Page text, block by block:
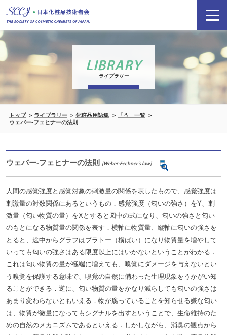
LIBRARY
ライブラリー
トップ ライブラリー 化粧品用語集
「う」一覧
ウェバー-フェヒナーの法則
ウェバー-フェヒナーの法則 [Weber-Fechner's law]
人間の感覚強度と感覚対象の刺激量の関係を表したもので、感覚強度は
刺激量の対数関係にあるというもの．感覚強度（匂いの強さ）をY、刺
激量（匂い物質の量）をXとすると図中の式になり、匂いの強さと匂い
のもとになる物質量の関係を表す．横軸に物質量、縦軸に匂いの強さを
とると、途中からグラフはプラトー（横ばい）になり物質量を増やして
いっても匂いの強さはある限度以上にはいかないということがわかる．
これは匂い物質の量が極端に増えても、嗅覚にダメージを与えないとい
う嗅覚を保護する意味で、嗅覚の自然に備わった生理現象をうかがい知
ることができる．逆に、匂い物質の量をかなり減らしても匂いの強さは
あまり変わらないともいえる．物が腐っていることを知らせる嫌な匂い
は、物質が微量になってもシグナルを出すということで、生命維持のた
めの自然のメカニズムであるといえる．しかしながら、消臭の観点から